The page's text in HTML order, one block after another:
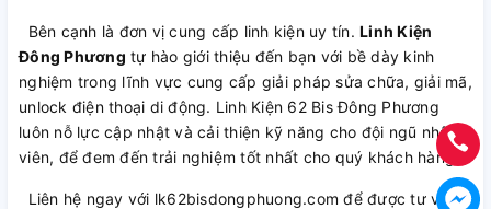
Bên cạnh là đơn vị cung cấp linh kiện uy tín. Linh Kiện
Đông Phương tự hào giới thiệu đến bạn với bề dày kinh
nghiệm trong lĩnh vực cung cấp giải pháp sửa chữa, giải mã,
unlock điện thoại di động. Linh Kiện 62 Bis Đông Phương
luôn nỗ lực cập nhật và cải thiện kỹ năng cho đội ngũ nhân
viên, để đem đến trải nghiệm tốt nhất cho quý khách hàng.
Liên hệ ngay với lk62bisdongphuong.com để được tư vấn